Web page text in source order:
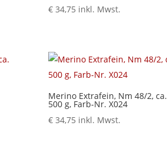
€34,75 inkl. Mwst.
Merino Extrafein, Nm 48/2, ca.
500 g, Farb-Nr. X024
€34,75 inkl. Mwst.